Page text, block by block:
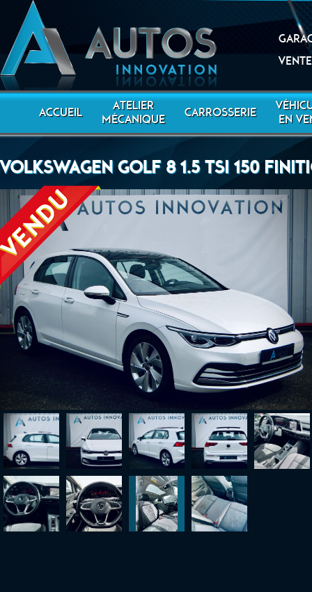
ACCUEIL
ATELIER
MÉCANIQUE
CARROSSERIE
EN
VOLKSWAGEN GOLF 8 1.5 TSI 150